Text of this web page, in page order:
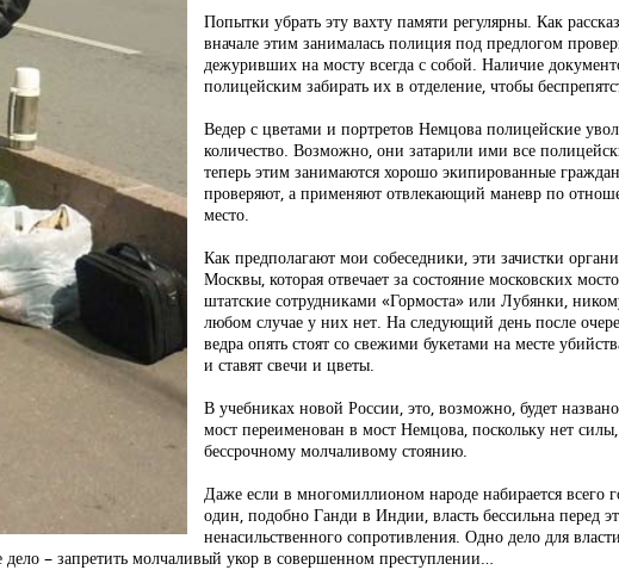
Попытки убрать эту вахту памяти регулярны. Как
вначале этим занималась полиция под предлогом
дежуривших на мосту всегда с собой. Наличие
полицейским забирать их в отделение, чтобы
Ведер с цветами и портретов Немцова полицейские
количество. Возможно, они затарили ими все
теперь этим занимаются хорошо экипированные
проверяют, а применяют отвлекающий маневр по
место.
Как предполагают мои собеседники, эти зачистки
Москвы, которая отвечает за состояние московских
штатские сотрудниками «Гормоста» или Лубянки,
любом случае у них нет. На следующий день после
ведра опять стоят со свежими букетами на месте
и ставят свечи и цветы.
В учебниках новой России, это, возможно, будет
мост переименован в мост Немцова, поскольку нет
бессрочному молчаливому стоянию.
Даже если в многомиллионом народе набирается всего
один, подобно Ганди в Индии, власть бессильна перед
ненасильственного сопротивления. Одно дело для
– запретить молчаливый укор в совершенном преступлении…